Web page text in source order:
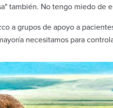
también. No tengo miedo de
a grupos de apoyo a
necesitamos para